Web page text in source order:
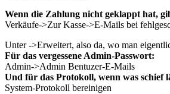
Wenn die Zahlung nicht geklappt hat,
Verkäufe->Zur Kasse->E-Mails bei
Unter ->Erweitert, also da, wo man
Für das vergessene Admin-Passwort:
Admin->Admin Bentuzer-E-Mails
Und für das Protokoll, wenn was schief
System-Protokoll bereinigen